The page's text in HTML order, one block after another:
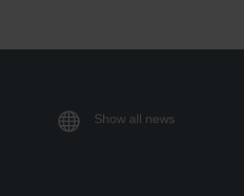
 Show all news